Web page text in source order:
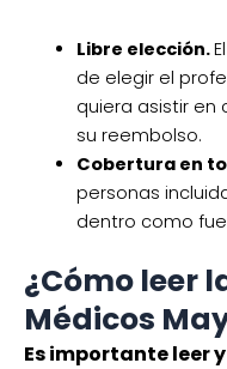
Libre elección.
de elegir el
quiera asistir en
su reembolso.
Cobertura en
personas
dentro como
¿Cómo leer
Médicos
Es importante leer